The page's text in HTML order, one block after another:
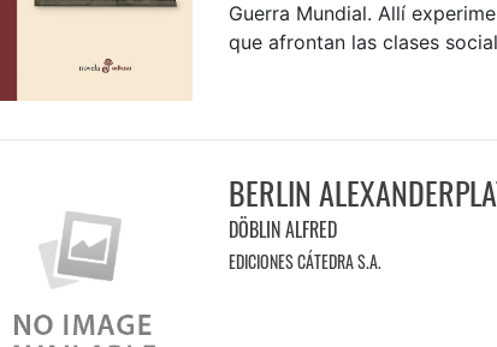
Guerra Mundial. Allí
que afrontan las clases
BERLIN
DÖBLIN ALFRED
EDICIONES CÁTEDRA S.A.